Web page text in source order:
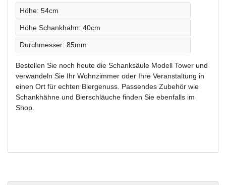
Höhe: 54cm
Höhe Schankhahn: 40cm
Durchmesser: 85mm
Bestellen Sie noch heute die Schanksäule Modell Tower und
verwandeln Sie Ihr Wohnzimmer oder Ihre Veranstaltung in
einen Ort für echten Biergenuss. Passendes Zubehör wie
Schankhähne und Bierschläuche finden Sie ebenfalls im
Shop.